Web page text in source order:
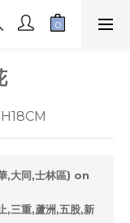
,大同,士林區) on
,三重,蘆洲,五股,新